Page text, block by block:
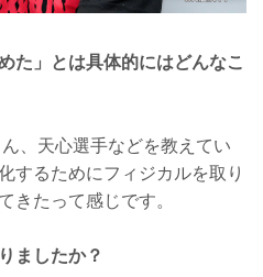
た」とは具体的にはどんなこ
、天心選手などを教えてい
するためにフィジカルを取り
きたって感じです。
ましたか？